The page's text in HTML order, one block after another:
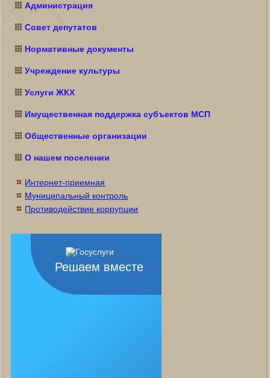
Администрация
Совет депутатов
Нормативные документы
Учреждение культуры
Услуги ЖКХ
Имущественная поддержка субъектов МСП
Общественные организации
О нашем поселении
Интернет-приемная
Муниципальный контроль
Противодействие коррупции
Решаем вместе